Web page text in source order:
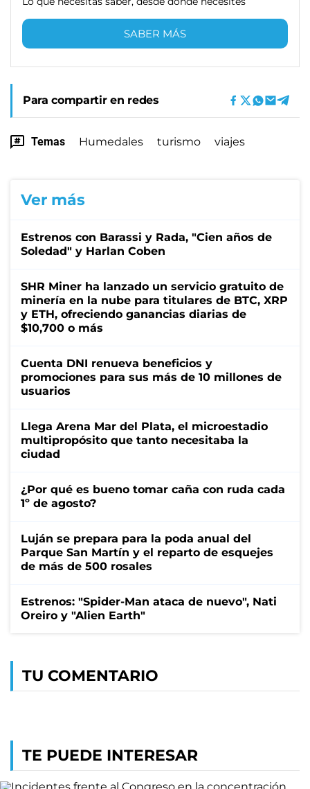
SABER MÁS
Para compartir en redes
Temas Humedales turismo viajes
Ver más
Estrenos con Barassi y Rada, "Cien años de
Soledad" y Harlan Coben
SHR Miner ha lanzado un servicio gratuito de
minería en la nube para titulares de BTC, XRP
y ETH, ofreciendo ganancias diarias de
$10,700 o más
Cuenta DNI renueva beneficios y
promociones para sus más de 10 millones de
usuarios
Llega Arena Mar del Plata, el microestadio
multipropósito que tanto necesitaba la
ciudad
¿Por qué es bueno tomar caña con ruda cada
1º de agosto?
Luján se prepara para la poda anual del
Parque San Martín y el reparto de esquejes
de más de 500 rosales
Estrenos: "Spider-Man ataca de nuevo", Nati
Oreiro y "Alien Earth"
TU COMENTARIO
TE PUEDE INTERESAR